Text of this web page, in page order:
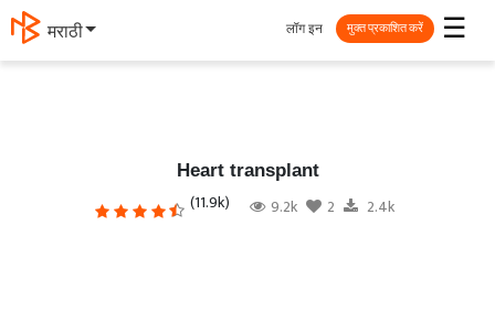
मराठी ☰
लॉग इन मुक्त प्रकाशित करें
Heart transplant
(11.9k) 9.2k 2 2.4k